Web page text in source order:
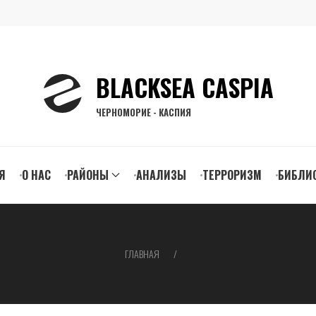
BLACKSEA CASPIA
ЧЕРНОМОРИЕ - КАСПИЯ
О НАС РАЙОНЫ АНАЛИЗЫ ТЕРРОРИЗМ
ГЛАВНАЯ